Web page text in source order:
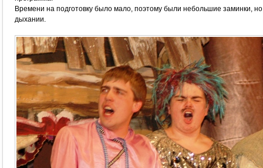
Времени на подготовку было мало, поэтому были небольшие заминки,
дыхании.